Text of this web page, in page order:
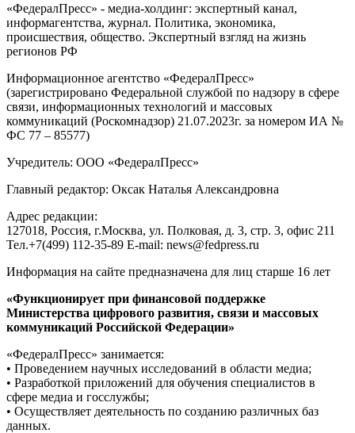
«ФедералПресс» - медиа-холдинг: экспертный канал,
информагентства, журнал. Политика, экономика,
происшествия, общество. Экспертный взгляд на жизнь
регионов РФ
Информационное агентство «ФедералПресс»
(зарегистрировано Федеральной службой по надзору в сфере
связи, информационных технологий и массовых
коммуникаций (Роскомнадзор) 21.07.2023г. за номером ИА №
ФС 77 – 85577)
Учредитель: ООО «ФедералПресс»
Главный редактор: Оксак Наталья Александровна
Адрес редакции:
127018, Россия, г.Москва, ул. Полковая, д. 3, стр. 3, офис 211
Тел.+7(499) 112-35-89 E-mail: news@fedpress.ru
Информация на сайте предназначена для лиц старше 16 лет
«Функционирует при финансовой поддержке
Министерства цифрового развития, связи и массовых
коммуникаций Российской Федерации»
«ФедералПресс» занимается:
• Проведением научных исследований в области медиа;
• Разработкой приложений для обучения специалистов в
сфере медиа и госслужбы;
• Осуществляет деятельность по созданию различных баз
данных.